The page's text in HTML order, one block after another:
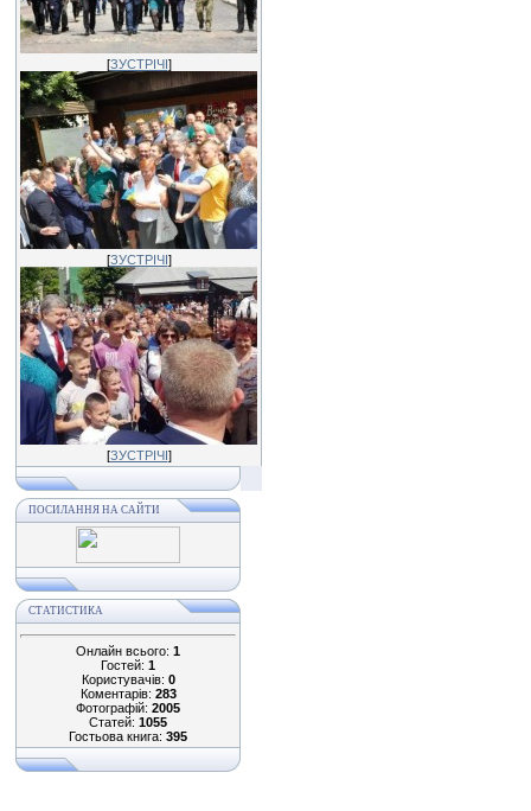
[ЗУСТРІЧІ]
[ЗУСТРІЧІ]
[ЗУСТРІЧІ]
ПОСИЛАННЯ НА САЙТИ
СТАТИСТИКА
Онлайн всього: 1
Гостей: 1
Користувачів: 0
Коментарів: 283
Фотографій: 2005
Статей: 1055
Гостьова книга: 395